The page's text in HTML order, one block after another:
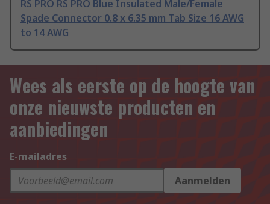
RS PRO RS PRO Blue Insulated Male/Female
Spade Connector 0.8 x 6.35 mm Tab Size 16 AWG
to 14 AWG
Wees als eerste op de hoogte van
onze nieuwste producten en
aanbiedingen
E-mailadres
Aanmelden